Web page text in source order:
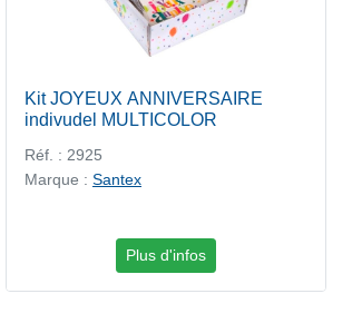
Kit JOYEUX ANNIVERSAIRE
indivudel MULTICOLOR
Réf. : 2925
Marque : Santex
Plus d'infos